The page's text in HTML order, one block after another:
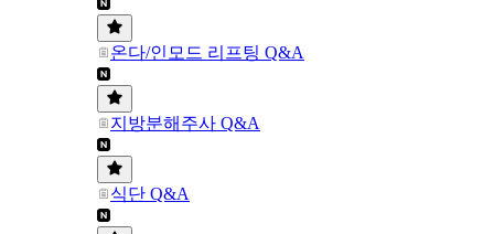
온다/인모드 리프팅 Q&A
지방분해주사 Q&A
식단 Q&A